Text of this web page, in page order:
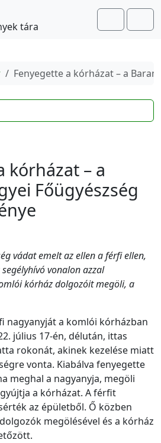
tára
Fenyegette a kórházat – a
kórházat – a
Főügyészség
vádat emelt az ellen a férfi ellen,
vonalon azzal
kórház dolgozóit megöli, a
nagyanyját a komlói kórházban
július 17-én, délután, ittas
rokonát, akinek kezelése miatt
vonta. Kiabálva fenyegette
meghal a nagyanyja, megöli
a kórházat. A férfit
az épületből. Ő közben
megölésével és a kórház